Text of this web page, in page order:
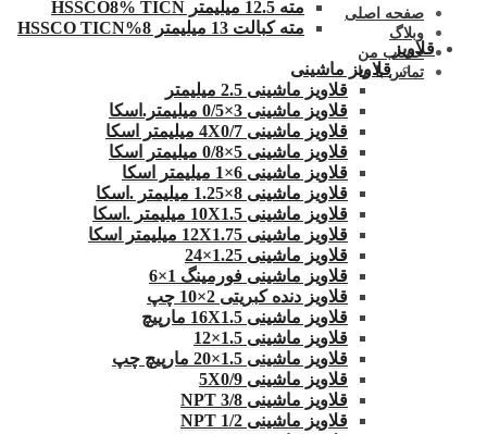
صفحه اصلی
وبلاگ
حساب من
تماس با ما
مته 12.5 میلیمتر HSSCO8% TICN
مته کبالت 13 میلیمتر 8%HSSCO TICN
قلاویز
قلاویز ماشینی
قلاویز ماشینی 2.5 میلیمتر
قلاویز ماشینی 3×0/5 میلیمتر.اسکا
قلاویز ماشینی 4X0/7 میلیمتر اسکا
قلاویز ماشینی 5×0/8 میلیمتر اسکا
قلاویز ماشینی 6×1 میلیمتر اسکا
قلاویز ماشینی 8×1.25 میلیمتر .اسکا
قلاویز ماشینی 10X1.5 میلیمتر .اسکا
قلاویز ماشینی 12X1.75 میلیمتر اسکا
قلاویز ماشینی 1.25×24
قلاویز ماشینی فورمینگ 1×6
قلاویز دنده کبریتی 2×10 چپ
قلاویز ماشینی 16X1.5 مارپیچ
قلاویز ماشینی 1.5×12
قلاویز ماشینی 1.5×20 مارپیچ چپ
قلاویز ماشینی 5X0/9
قلاویز ماشینی 3/8 NPT
قلاویز ماشینی 1/2 NPT